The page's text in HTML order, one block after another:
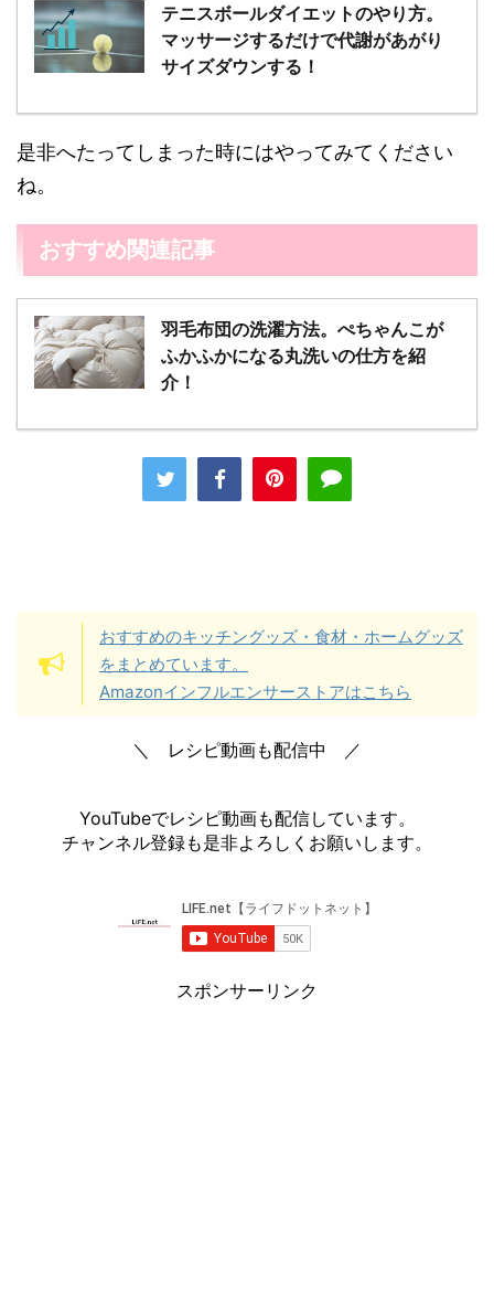
テニスボールダイエットのやり方。
マッサージするだけで代謝があがり
サイズダウンする！
是非へたってしまった時にはやってみてください
ね。
おすすめ関連記事
羽毛布団の洗濯方法。ぺちゃんこが
ふかふかになる丸洗いの仕方を紹
介！
おすすめのキッチングッズ・食材・ホームグッズ
をまとめています。
Amazonインフルエンサーストアはこちら
＼ レシピ動画も配信中 ／
YouTubeでレシピ動画も配信しています。
チャンネル登録も是非よろしくお願いします。
スポンサーリンク